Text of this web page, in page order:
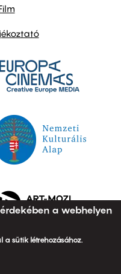
a webhelyen
a sütik létrehozásához.